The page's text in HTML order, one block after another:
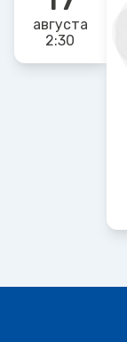
августа
2:30